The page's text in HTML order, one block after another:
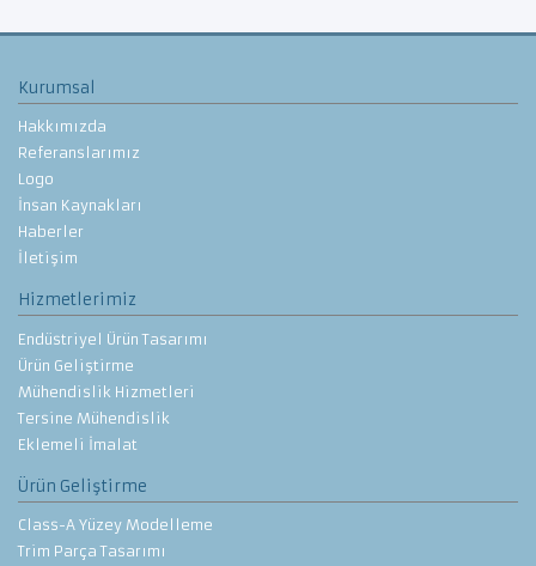
Kurumsal
Hakkımızda
Referanslarımız
Logo
İnsan Kaynakları
Haberler
İletişim
Hizmetlerimiz
Endüstriyel Ürün Tasarımı
Ürün Geliştirme
Mühendislik Hizmetleri
Tersine Mühendislik
Eklemeli İmalat
Ürün Geliştirme
Class-A Yüzey Modelleme
Trim Parça Tasarımı